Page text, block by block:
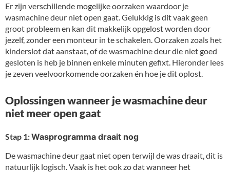
Er zijn verschillende mogelijke oorzaken waardoor je
wasmachine deur niet open gaat. Gelukkig is dit vaak geen
groot probleem en kan dit makkelijk opgelost worden door
jezelf, zonder een monteur in te schakelen. Oorzaken zoals het
kinderslot dat aanstaat, of de wasmachine deur die niet goed
gesloten is heb je binnen enkele minuten gefixt. Hieronder lees
je zeven veelvoorkomende oorzaken én hoe je dit oplost.
Oplossingen wanneer je wasmachine deur
niet meer open gaat
Stap 1:Wasprogramma draait nog
De wasmachine deur gaat niet open terwijl de was draait, dit is
natuurlijk logisch. Vaak is het ook zo dat wanneer het